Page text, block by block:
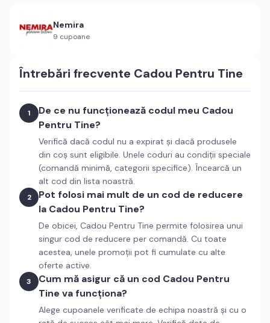
Nemira
9 cupoane
Întrebări frecvente Cadou Pentru Tine
1
De ce nu funcționează codul meu Cadou
Pentru Tine?
Verifică dacă codul nu a expirat și dacă produsele
din coș sunt eligibile. Unele coduri au condiții speciale
(comandă minimă, categorii specifice). Încearcă un
alt cod din lista noastră.
2
Pot folosi mai mult de un cod de reducere
la Cadou Pentru Tine?
De obicei, Cadou Pentru Tine permite folosirea unui
singur cod de reducere per comandă. Cu toate
acestea, unele promoții pot fi cumulate cu alte
oferte active.
3
Cum mă asigur că un cod Cadou Pentru
Tine va funcționa?
Alege cupoanele verificate de echipa noastră și cu o